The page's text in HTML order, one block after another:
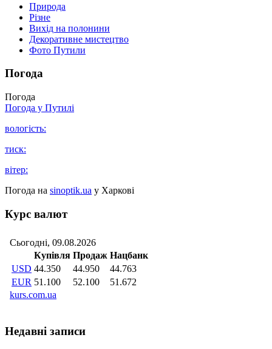
Природа
Різне
Вихід на полонини
Декоративне мистецтво
Фото Путили
Погода
Погода
Погода у Путилі
вологість:
тиск:
вітер:
Погода на sinoptik.ua у Харкові
Курс валют
Недавні записи